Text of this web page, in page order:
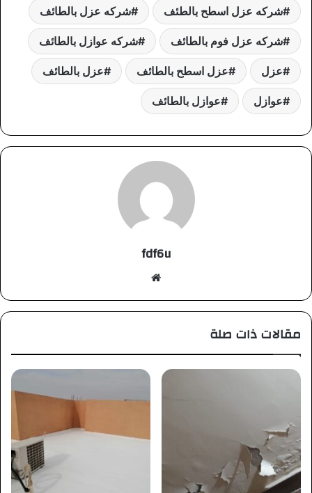
شركه عزل اسطح بالطئف شركه عزل بالطائف
شركه عزل فوم بالطائف شركه عوازل بالطائف
عزل عزل اسطح بالطائف عزل بالطائف
عوازل عوازل بالطائف
fdf6u
مقالات ذات صلة